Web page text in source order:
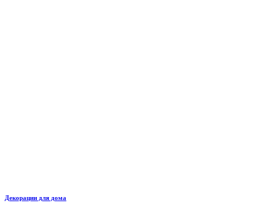
Декорации для дома